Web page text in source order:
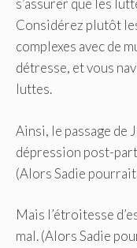
s’assurer que les
Considérez plutôt
complexes avec de
détresse, et vous
luttes.
Ainsi, le passage de
dépression post-
(Alors Sadie
Mais l’étroitesse
mal. (Alors Sadie